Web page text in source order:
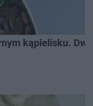
kąpielisku.